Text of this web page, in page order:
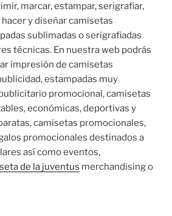
marcar, estampar, serigrafiar,
hacer y diseñar camisetas
sublimadas o serigrafiadas
técnicas. En nuestra web podrás
impresión de camisetas
estampadas muy
promocional, camisetas
económicas, deportivas y
camisetas promocionales,
promocionales destinados a
así como eventos,
de la juventus merchandising o